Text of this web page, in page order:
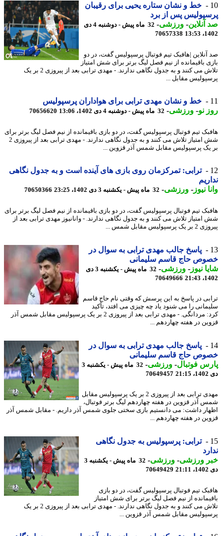
خط و نشان ستاره یحیی برای رقیبان
پس از برد
-ورزشی-
32 ماه پیش - دوشنبه 4 دی
70657338
|هافبک تیم فوتبال پرسپولیس گفت، در دو
باقیمانده از نیم فصل لیگ برتر برای شش امتیاز
تلاش می کنند و به جدول نگاهی ندارند. - مهدی ترابی بعد از پیروزی 2 بر یک
مقابل ...
خط و نشان مهدی ترابی برای هواداران پرسپولیس
نو- ورزشی-32 ماه پیش - دوشنبه 4 دی 1402، 13:06 70656620
تیم فوتبال پرسپولیس گفت، در دو بازی باقیمانده از نیم فصل لیگ برتر برای
شش امتیاز تلاش می کنند و به جدول نگاهی ندارند. - مهدی ترابی بعد از پیروزی 2
پرسپولیس مقابل شمس آذر قزوین ...
ترابی: تمرکزمان روی بازی های آینده است و به جدول نگاهی
نیوز-ورزشی-32 ماه پیش - یکشنبه 3 دی 1402، 23:25 70650366
تیم فوتبال پرسپولیس گفت، در دو بازی باقیمانده از نیم فصل لیگ برتر برای
تلاش می کنند و به جدول نگاهی ندارند. - وانانیوز مهدی ترابی بعد از
مقابل شمس ...
پاسخ جالب مهدی ترابی به سوال در
حاج قاسم سلیمانی
نیوز-ورزشی-
32 ماه پیش - یکشنبه 3 دی
70649666
در پاسخ به این پرسش که وقتی نام حاج قاسم
را می شنود یاد چه چیزی می افتد، تأکید
کرد: مردانگی. - مهدی ترابی بعد از پیروزی 2 بر یک پرسپولیس مقابل شمس آذر
در هفته چهاردهم ...
پاسخ جالب مهدی ترابی به سوال در
حاج قاسم سلیمانی
فوتبال-ورزشی-
32 ماه پیش - یکشنبه 3
70649457
مهدی ترابی بعد از پیروزی 2 بر یک پرسپولیس مقابل
آذر قزوین در هفته چهاردهم لیگ برتر فوتبال،
داشت: می دانستیم بازی سختی جلوی شمس آذر داریم. - مقابل شمس آذر
در هفته چهاردهم ...
ترابی: پرسپولیس به جدول نگاهی
ورزشی-ورزشی-
32 ماه پیش - یکشنبه 3
70649429
تیم فوتبال پرسپولیس گفت، در دو بازی
از نیم فصل لیگ برتر برای شش امتیاز
تلاش می کنند و به جدول نگاهی ندارند. - مهدی ترابی بعد از پیروزی 2 بر یک
مقابل شمس آذر قزوین ...